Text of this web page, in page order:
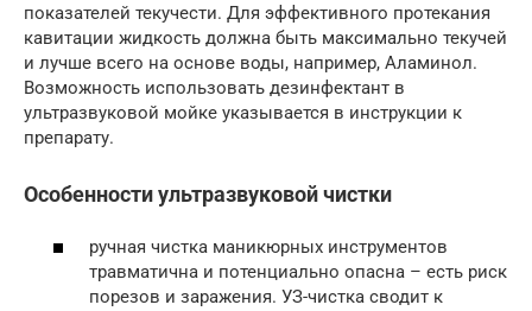
показателей текучести. Для эффективного протекания
кавитации жидкость должна быть максимально текучей
и лучше всего на основе воды, например, Аламинол.
Возможность использовать дезинфектант в
ультразвуковой мойке указывается в инструкции к
препарату.
Особенности ультразвуковой чистки
ручная чистка маникюрных инструментов
травматична и потенциально опасна – есть риск
порезов и заражения. УЗ-чистка сводит к